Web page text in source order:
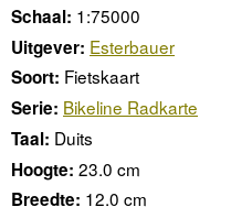
Schaal: 1:75000
Uitgever: Esterbauer
Soort: Fietskaart
Serie: Bikeline Radkarte
Taal: Duits
Hoogte: 23.0 cm
Breedte: 12.0 cm